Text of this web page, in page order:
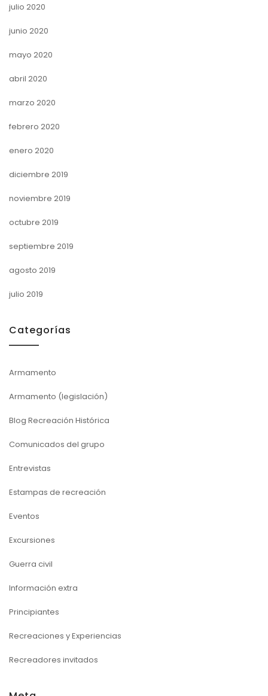
julio 2020
junio 2020
mayo 2020
abril 2020
marzo 2020
febrero 2020
enero 2020
diciembre 2019
noviembre 2019
octubre 2019
septiembre 2019
agosto 2019
julio 2019
Categorías
Armamento
Armamento (legislación)
Blog Recreación Histórica
Comunicados del grupo
Entrevistas
Estampas de recreación
Eventos
Excursiones
Guerra civil
Información extra
Principiantes
Recreaciones y Experiencias
Recreadores invitados